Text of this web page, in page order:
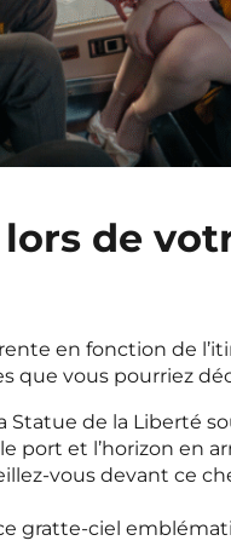
de
en fonction de
que vous pourriez
Statue de la Liberté
port et l’horizon en
vous devant ce
gratte-ciel